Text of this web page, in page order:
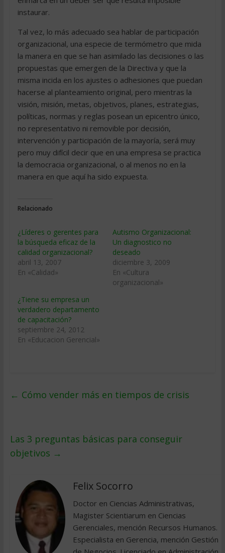
instaurar.
Tal vez, lo más adecuado sea hablar de participación
organizacional, una especie de termómetro que mida
la manera en que se han asimilado las decisiones o las
propuestas que emergen de la Directiva y que la
misma incida en los ajustes o adhesiones que puedan
hacerse al planteamiento original, pero mientras la
visión, misión, metas, objetivos, planes, estrategias,
políticas, normas y reglas posean un epicentro único,
no representativo ni removible por decisión,
intervención y participación de la mayoría, será muy
pero muy difícil decir que en una empresa se practica
la democracia organizacional, o al menos no en la
manera en que aquí ha sido expuesta.
Relacionado
¿Líderes o gerentes para
la búsqueda eficaz de la
calidad organizacional?
abril 13, 2007
En «Calidad»
Autismo Organizacional:
Un diagnostico no
deseado
diciembre 3, 2009
En «Cultura
organizacional»
¿Tiene su empresa un
verdadero departamento
de capacitación?
septiembre 24, 2012
En «Educacion Gerencial»
← Cómo vender más en tiempos de crisis
Las 3 preguntas básicas para conseguir
objetivos →
Felix Socorro
Doctor en Ciencias Administrativas,
Magister Scientiarum en Ciencias
Gerenciales, mención Recursos Humanos.
Especialista en Gerencia, mención Gestión